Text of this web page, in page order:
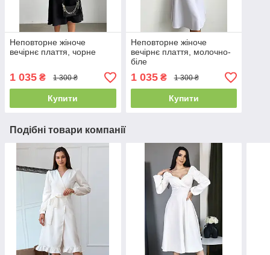
Неповторне жіноче
вечірнє плаття, чорне
1 035 ₴ 1 300 ₴
Купити
Неповторне жіноче
вечірнє плаття, молочно-
біле
1 035₴ 1 300 ₴
Купити
Подібні товари компанії